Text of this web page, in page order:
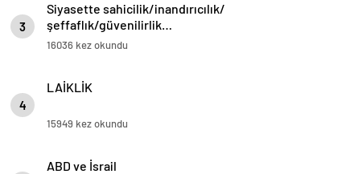
3
Siyasette sahicilik/inandırıcılık/
şeffaflık/güvenilirlik…
16036 kez okundu
4
LAİKLİK
15949 kez okundu
ABD ve İsrail